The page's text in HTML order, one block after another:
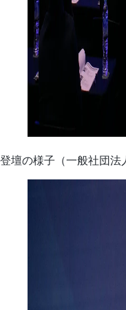
登壇の様子（一般社団法